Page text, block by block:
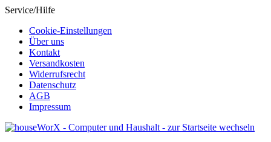
Service/Hilfe
Cookie-Einstellungen
Über uns
Kontakt
Versandkosten
Widerrufsrecht
Datenschutz
AGB
Impressum